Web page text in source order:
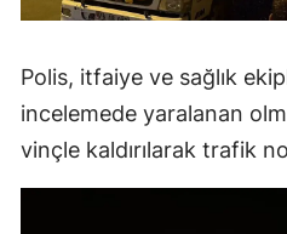
Polis, itfaiye ve sağlık
incelemede yaralanan
vinçle kaldırılarak trafik